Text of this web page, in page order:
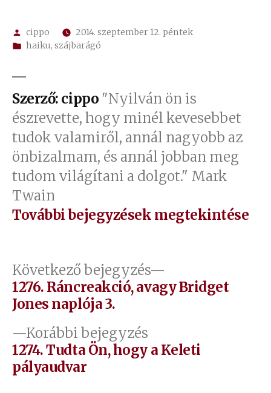
Szerző:
cippo
2014. szeptember 12. péntek
Kategória:
haiku,szájbarágó
Szerző: cippo "Nyilván ön is
észrevette, hogy minél kevesebbet
tudok valamiről, annál nagyobb az
önbizalmam, és annál jobban meg
tudom világítani a dolgot." Mark
Twain
További bejegyzések megtekintése
Bejegyzés
navigáció
Korábbi bejegyzés
bejegyzés:
1274. Tudta Ön, hogy a Keleti
pályaudvar
Következő bejegyzés
bejegyzés:
1276. Ráncreakció, avagy Bridget
Jones naplója 3.